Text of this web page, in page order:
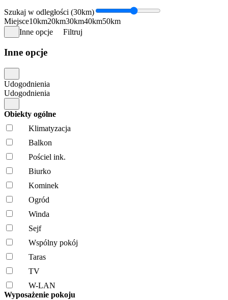
Szukaj w odległości (30km)
Miejsce10km20km30km40km50km
Inne opcje
Filtruj
Inne opcje
Udogodnienia
Udogodnienia
Obiekty ogólne
Klimatyzacja
Balkon
Pościel ink.
Biurko
Kominek
Ogród
Winda
Sejf
Wspólny pokój
Taras
TV
W-LAN
Wyposażenie pokoju